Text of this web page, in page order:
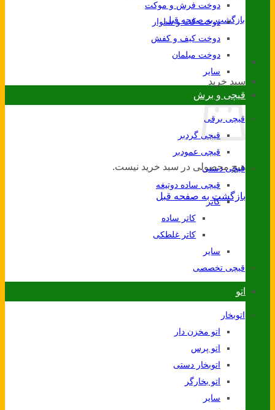
بازگشت به صفحه قبل
سبد خرید
هیچ محصولی در سبد خرید نیست.
بازگشت به صفحه قبل
دوخت فرش و موکت
دوخت کت و شلوار
دوخت کیف و کفش
دوخت مبلمان
سایر
قیچی و برش
قیچی برقی
قیچی گردبر
قیچی عمودبر
قیچی دستی
قیچی ساده دوتیغه
کاتر
کاتر ساده
کاتر غلطکی
سایر
قیچی تخصصی
اتو
اتوبخار
اتو مخزن دار
اتو پرس
اتوبخار دستی
اتو بخارگر
سایر